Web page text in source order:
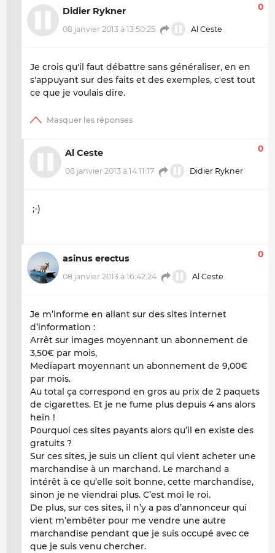
Didier Rykner
08 janvier 2013 à 13:50:25 Al Ceste
0
Je crois qu'il faut débattre sans généraliser, en en
s'appuyant sur des faits et des exemples, c'est tout
ce que je voulais dire.
Al Ceste
08 janvier 2013 à 14:11:17 Didier Rykner
0
;-)
asinus erectus
08 janvier 2013 à 16:42:24 Al Ceste
0
Je m’informe en allant sur des sites internet
d’information :
Arrêt sur images moyennant un abonnement de
3,50€ par mois,
Mediapart moyennant un abonnement de 9,00€
par mois.
Au total ça correspond en gros au prix de 2 paquets
de cigarettes. Et je ne fume plus depuis 4 ans alors
hein !
Pourquoi ces sites payants alors qu’il en existe des
gratuits ?
Sur ces sites, je suis un client qui vient acheter une
marchandise à un marchand. Le marchand a
intérêt à ce qu’elle soit bonne, cette marchandise,
sinon je ne viendrai plus. C’est moi le roi.
De plus, sur ces sites, il n’y a pas d’annonceur qui
vient m’embêter pour me vendre une autre
marchandise pendant que je suis occupé avec ce
que je suis venu chercher.